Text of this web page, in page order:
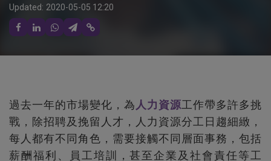
Updated: 2020-05-05 12:20
過去一年的市場變化，為 人力資源工作帶多許多挑
戰，除招聘及挽留人才，人力資源分工日趨細緻，
每人都有不同角色，需要接觸不同層面事務，包括
薪酬福利、員工培訓，甚至企業及社會責任等工